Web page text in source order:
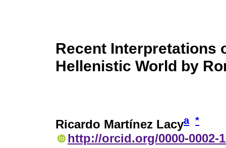
Recent Interpretations
Hellenistic World by
Ricardo Martínez Lacya *
http://orcid.org/0000-0002-